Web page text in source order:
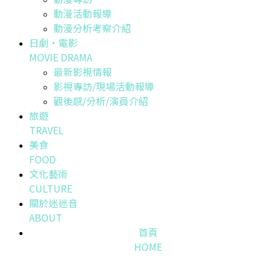
動漫活動報導
動漫分析考察介紹
日劇・電影
MOVIE DRAMA
最新影視情報
影視專訪/現場活動報導
觀後感/分析/演員介紹
旅遊
TRAVEL
美食
FOOD
文化藝術
CULTURE
關於迷迷音
ABOUT
首頁
HOME